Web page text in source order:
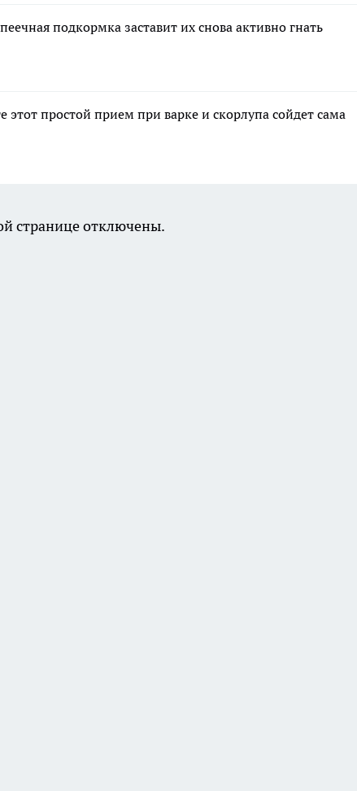
подкормка заставит их снова активно гнать
этот простой прием при варке и скорлупа сойдет сама
странице отключены.